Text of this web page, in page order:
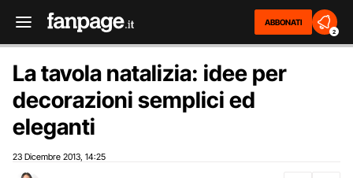
ABBONATI
2
La tavola natalizia: idee per
decorazioni semplici ed
eleganti
23 Dicembre 2013 14:25